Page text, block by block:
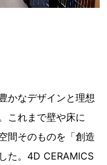
かなデザインと理想
これまで壁や床に
間そのものを「創造
た。4D CERAMICS